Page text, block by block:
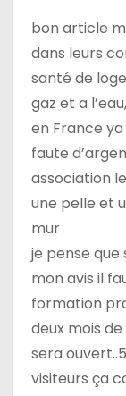
a
r
t
c
e
bon article
dans leurs
santé de
gaz et a
en France
faute
association
une pelle et
mur
je pense
mon avis il
formation
deux mois
sera
visiteurs ça